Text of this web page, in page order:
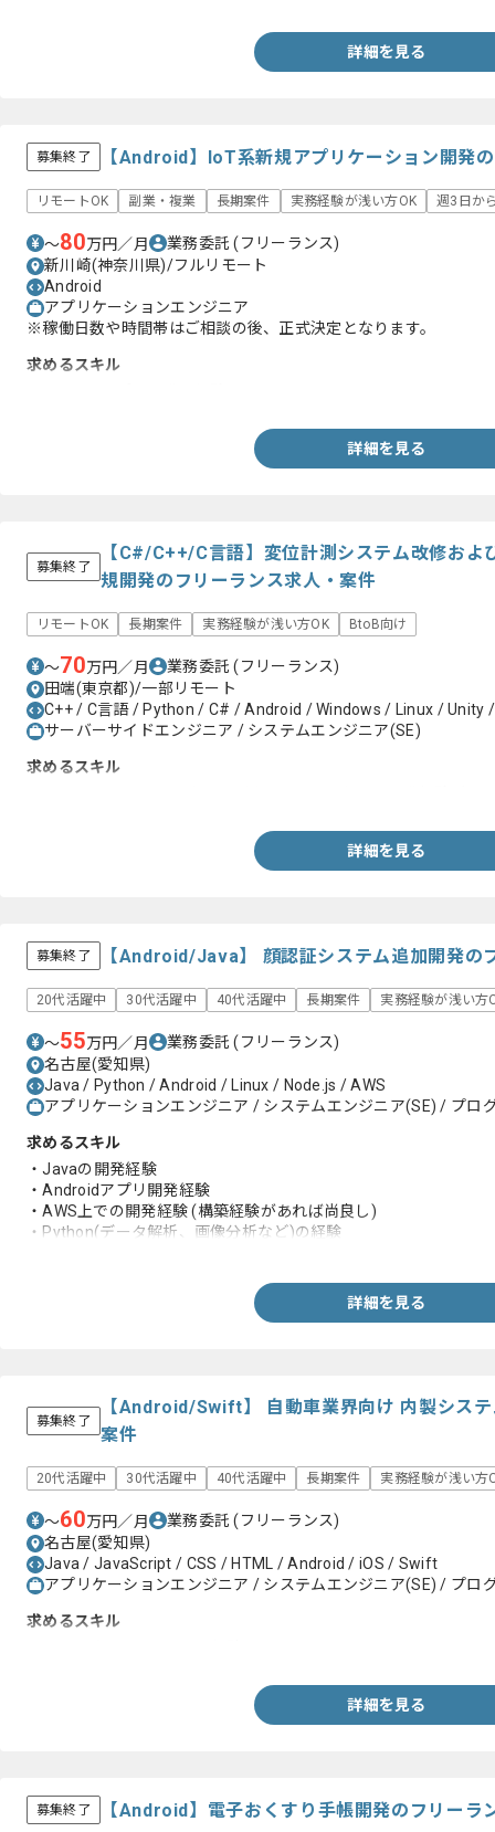
詳細を見る
募集終了 【Android】IoT系新規アプリケーション開発
リモートOK 副業・複業 長期案件 実務経験が浅い方OK 週3日か
〜80万円／月 業務委託(フリーランス)
新川崎(神奈川県)/フルリモート
Android
アプリケーションエンジニア
※稼働日数や時間帯はご相談の後、正式決定となります。
求めるスキル
詳細を見る
募集終了
【C#/C++/C言語】変位計測システム改修およ
規開発のフリーランス求人・案件
リモートOK 長期案件 実務経験が浅い方OK BtoB向け
〜70万円／月 業務委託(フリーランス)
田端(東京都)/一部リモート
C++ / C言語 / Python / C# / Android / Windows / Linux / Unity /
サーバーサイドエンジニア / システムエンジニア(SE)
求めるスキル
詳細を見る
募集終了 【Android/Java】 顔認証システム追加開発の
20代活躍中 30代活躍中 40代活躍中 長期案件 実務経験が浅い方
〜55万円／月 業務委託(フリーランス)
名古屋(愛知県)
Java / Python / Android / Linux / Node.js / AWS
アプリケーションエンジニア / システムエンジニア(SE) / プロ
求めるスキル
・Javaの開発経験
・Androidアプリ開発経験
・AWS上での開発経験 (構築経験があれば尚良し)
・Python(データ解析、画像分析など)の経験
詳細を見る
募集終了
【Android/Swift】 自動車業界向け 内製シス
案件
20代活躍中 30代活躍中 40代活躍中 長期案件 実務経験が浅い方
〜60万円／月 業務委託(フリーランス)
名古屋(愛知県)
Java / JavaScript / CSS / HTML / Android / iOS / Swift
アプリケーションエンジニア / システムエンジニア(SE) / プロ
求めるスキル
詳細を見る
募集終了 【Android】電子おくすり手帳開発のフリーラ